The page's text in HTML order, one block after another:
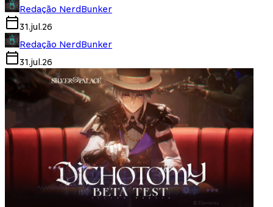
Redação NerdBunker
31.jul.26
Redação NerdBunker
31.jul.26